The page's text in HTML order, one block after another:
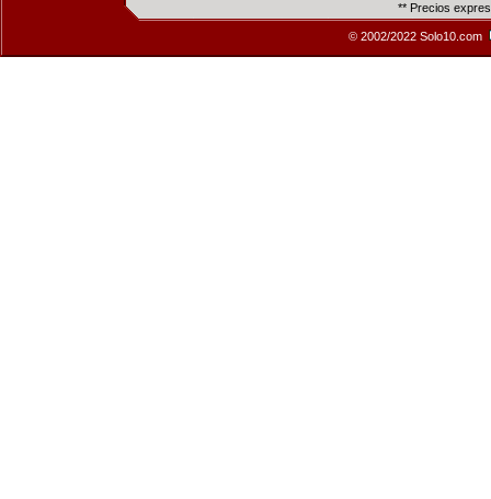
** Precios
© 2002/2022 Solo10.com